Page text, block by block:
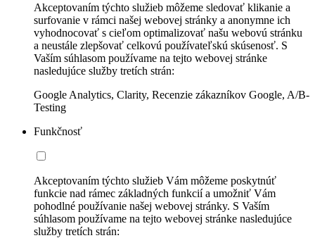
Akceptovaním týchto služieb môžeme sledovať klikanie a
surfovanie v rámci našej webovej stránky a anonymne ich
vyhodnocovať s cieľom optimalizovať našu webovú stránku
a neustále zlepšovať celkovú používateľskú skúsenosť. S
Vaším súhlasom používame na tejto webovej stránke
nasledujúce služby tretích strán:
Google Analytics, Clarity, Recenzie zákazníkov Google, A/B-
Testing
Funkčnosť
Akceptovaním týchto služieb Vám môžeme poskytnúť
funkcie nad rámec základných funkcií a umožniť Vám
pohodlné používanie našej webovej stránky. S Vaším
súhlasom používame na tejto webovej stránke nasledujúce
služby tretích strán: